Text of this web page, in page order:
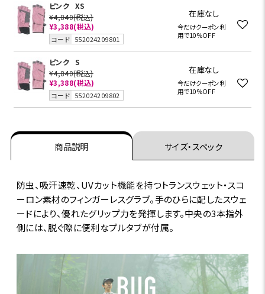
ピンク XS
¥4,840(税込)
¥3,388(税込)
コード 552024209801
在庫なし
今だけクーポン利
用で10%OFF
ピンク S
¥4,840(税込)
¥3,388(税込)
コード 552024209802
在庫なし
今だけクーポン利
用で10%OFF
商品説明 サイズ・スペック
防虫、吸汗速乾、UVカット機能を持つトランスウェット・スコ
ーロン素材のフィンガーレスグラブ。手のひらに配したスウェ
ードにより、優れたグリップ力を発揮します。中央の3本指外
側には、脱ぐ際に便利なプルタブが付属。